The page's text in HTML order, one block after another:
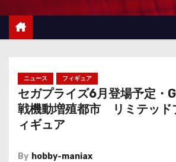
ニュース フィギュア
セガプライズ6月登場予定・
戦機動増殖都市 リミテッド
ィギュア
By hobby-maniax